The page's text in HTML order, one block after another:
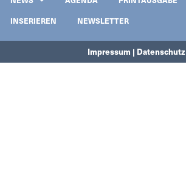
INSERIEREN
NEWSLETTER
Impressum | Datenschutz